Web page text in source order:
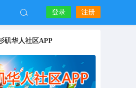
登录 注册
矶华人社区APP